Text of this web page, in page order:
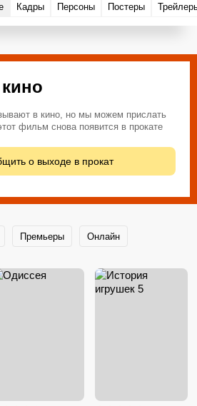
Кадры Персоны Постеры
в кино, но мы можем прислать
фильм снова появится в прокате
о выходе в прокат
Премьеры Онлайн